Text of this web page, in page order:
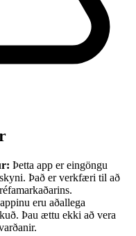
Þetta app er eingöngu
Það er verkfæri til að
eru aðallega
Þau ættu ekki að vera